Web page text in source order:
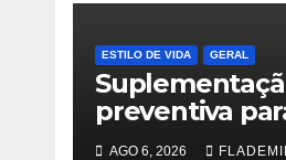
ESTILO DE VIDA GERAL
preventiva
quem
AGO 6, 2026